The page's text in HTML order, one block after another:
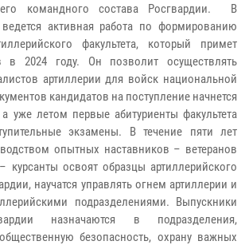
командного состава Росгвардии. В
активная работа по формированию
факультета, который примет
в 2024 году. Он позволит осуществлять
артиллерии для войск национальной
кандидатов на поступление начнется
уже летом первые абитуриенты факультета
экзамены. В течение пяти лет
опытных наставников – ветеранов
курсанты освоят образцы артиллерийского
научатся управлять огнем артиллерии и
подразделениями. Выпускники
назначаются в подразделения,
безопасность, охрану важных